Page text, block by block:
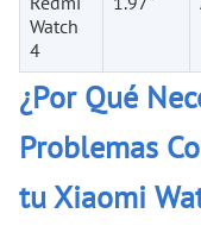
Watch
4
¿Por Qué
Problemas
tu Xiaomi